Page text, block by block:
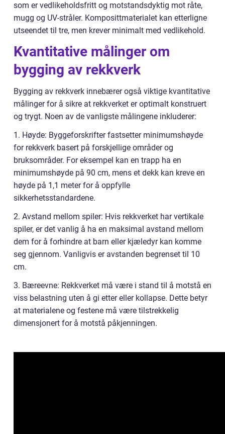
som er vedlikeholdsfritt og motstandsdyktig mot råte,
mugg og UV-stråler. Komposittmaterialet kan etterligne
utseendet til tre, men krever minimalt med vedlikehold.
Kvantitative målinger om
bygging av rekkverk
Bygging av rekkverk innebærer også viktige kvantitative
målinger for å sikre at rekkverket er optimalt konstruert
og trygt. Noen av de vanligste målingene inkluderer:
1. Høyde: Byggeforskrifter fastsetter minimumshøyde
for rekkverk basert på forskjellige områder og
bruksområder. For eksempel kan en trapp ha en
minimumshøyde på 90 cm, mens et dekk kan kreve en
høyde på 1,1 meter for å oppfylle
sikkerhetsstandardene.
2. Avstand mellom spiler: Hvis rekkverket har vertikale
spiler, er det vanlig å ha en maksimal avstand mellom
dem for å forhindre at barn eller kjæledyr kan komme
seg gjennom. Vanligvis er avstanden begrenset til 10
cm.
3. Bæreevne: Rekkverket må være i stand til å motstå en
viss belastning uten å gi etter eller kollapse. Dette betyr
at materialene og festene må være tilstrekkelig
dimensjonert for å motstå påkjenningen.